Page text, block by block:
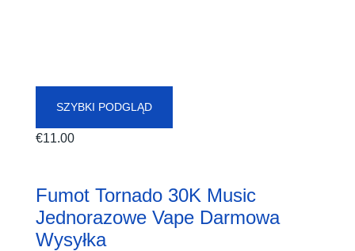
SZYBKI PODGLĄD
€11.00
Fumot Tornado 30K Music
Jednorazowe Vape Darmowa
Wysyłka